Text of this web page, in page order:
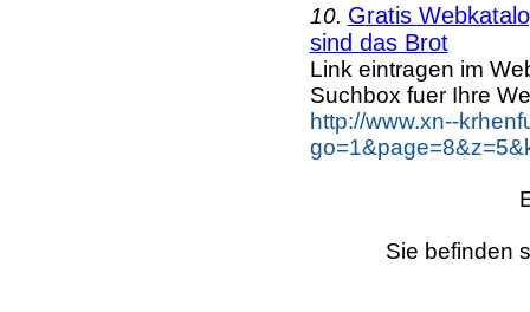
10. Gratis
sind das Brot
Link eintragen im
Suchbox fuer Ihre
http://www.xn--
Sie befinden